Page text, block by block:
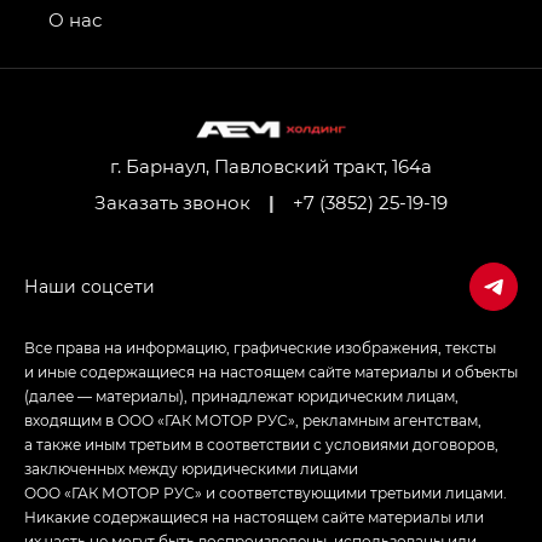
привод — GB AWD, Джи Эль Полный привод —
Джи Икс ПРЕМИУМ — GX PREMIUM, ЛАУНЖ —
LOUNGE
Empow — Эмпау (Empow) в комплектации
г. Барнаул, Павловский тракт, 164а
Заказать звонок
| +7 (3852) 25-19-19
О нас
Все права на информацию, графические изображения, тексты
и иные содержащиеся на настоящем сайте материалы и объекты
(далее — материалы), принадлежат юридическим лицам,
входящим в ООО «ГАК МОТОР РУС», рекламным агентствам,
а также иным третьим в соответствии с условиями договоров,
заключенных между юридическими лицами
ООО «ГАК МОТОР РУС» и соответствующими третьими лицами.
Никакие содержащиеся на настоящем сайте материалы или